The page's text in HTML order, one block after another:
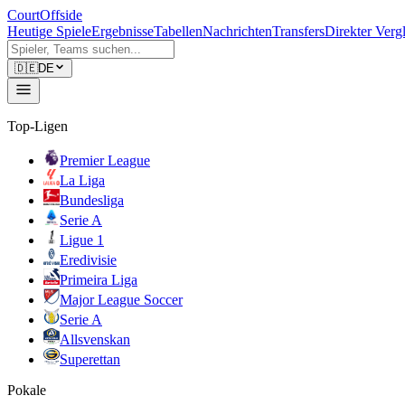
CourtOffside
Heutige SpieleErgebnisseTabellenNachrichtenTransfersDirekter
🇩🇪DE
Top-Ligen
Premier League
La Liga
Bundesliga
Serie A
Ligue 1
Eredivisie
Primeira Liga
Major League Soccer
Serie A
Allsvenskan
Superettan
Pokale